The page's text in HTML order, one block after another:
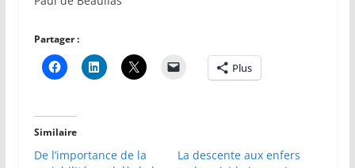
Partager :
Plus
Similaire
De l’importance de la
La descente aux enfers